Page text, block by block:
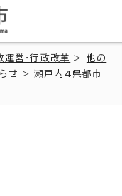
運営・行政改革 > 他の
せ
> 瀬戸内4県都市